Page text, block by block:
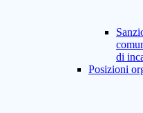
di
Posizioni